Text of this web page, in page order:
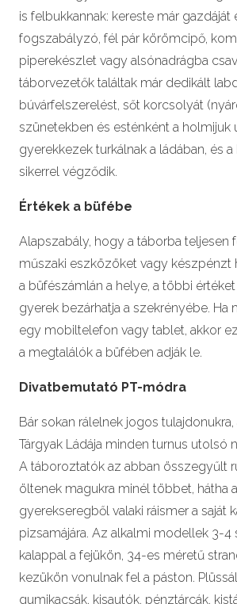
is felbukkannak: kereste már gazdáját
fogszabályzó, fél pár körömcipő,
piperekészlet vagy alsónadrágba
táborvezetők találtak már dedikált
búvárfelszerelést, sőt korcsolyát
szünetekben és esténként a holmijuk
gyerekkezek turkálnak a ládában, és
sikerrel végződik.
Értékek a büfébe
Alapszabály, hogy a táborba teljesen
műszaki eszközöket vagy készpénzt
a büfészámlán a helye, a többi
gyerek bezárhatja a szekrényébe. Ha
egy mobiltelefon vagy tablet, akkor
a megtalálók a büfében adják le.
Divatbemutató PT-módra
Bár sokan rálelnek jogos tulajdonukra,
Tárgyak Ládája minden turnus utolsó
A táboroztatók az abban összegyűlt
öltenek magukra minél többet, hátha
gyerekseregből valaki ráismer a saját
pizsamájára. Az alkalmi modellek 3-4
kalappal a fejükön, 34-es méretű
kezükön vonulnak fel a páston.
gumikacsák, kisautók, pénztárcák,